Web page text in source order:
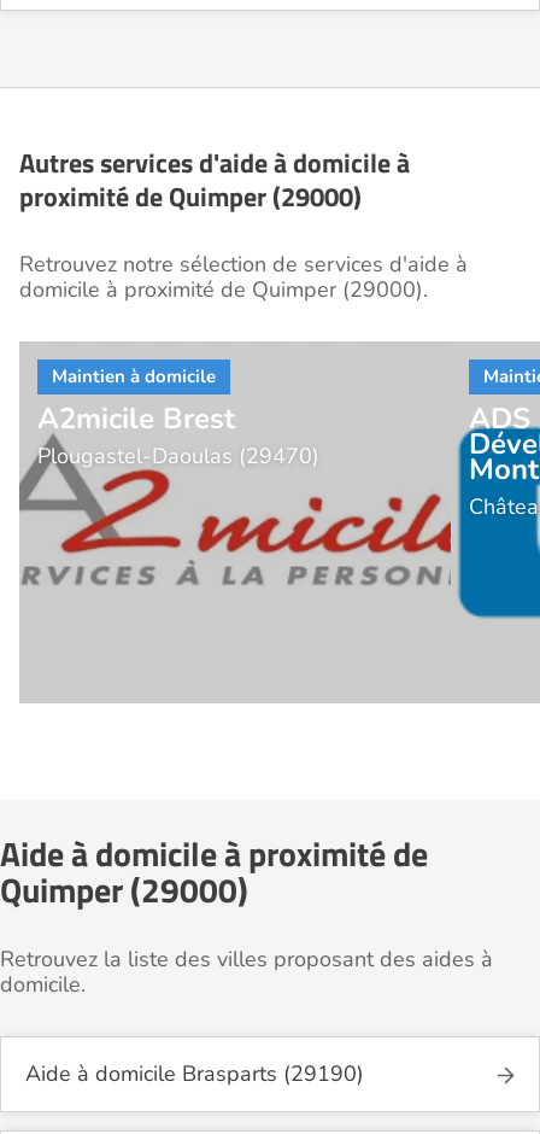
Autres services d'aide à domicile à
proximité de Quimper (29000)
Retrouvez notre sélection de services d'aide à
domicile à proximité de Quimper (29000).
A2micile Brest
Plougastel-Daoulas (29470)
ADS
Aide à domicile à proximité de
Quimper (29000)
Retrouvez la liste des villes proposant des aides à
domicile.
Aide à domicile Brasparts (29190)